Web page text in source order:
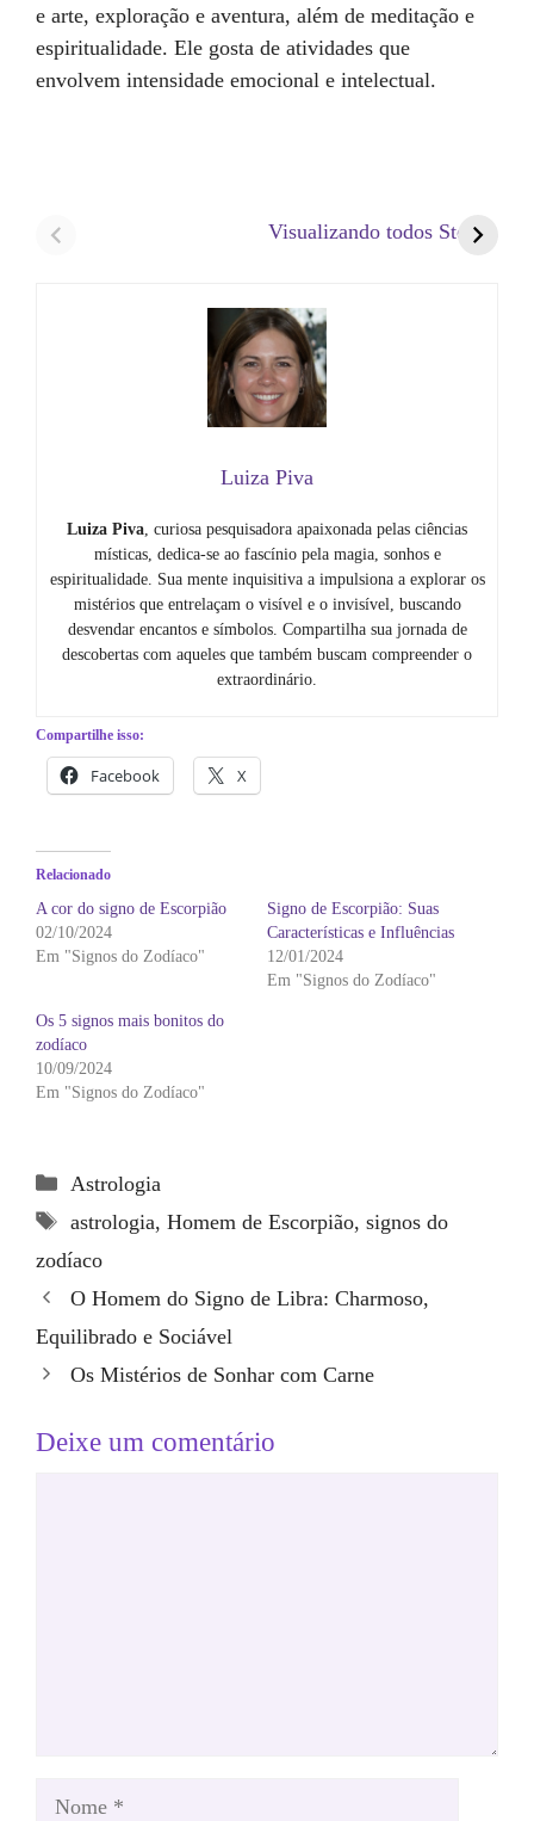
e arte, exploração e aventura, além de meditação e
espiritualidade. Ele gosta de atividades que
envolvem intensidade emocional e intelectual.
Visualizando todos Stories
Luiza Piva
Luiza Piva , curiosa pesquisadora apaixonada pelas ciências
místicas, dedica-se ao fascínio pela magia, sonhos e
espiritualidade. Sua mente inquisitiva a impulsiona a explorar os
mistérios que entrelaçam o visível e o invisível, buscando
desvendar encantos e símbolos. Compartilha sua jornada de
descobertas com aqueles que também buscam compreender o
extraordinário.
Compartilhe isso:
Facebook X
Relacionado
A cor do signo de Escorpião
02/10/2024
Em "Signos do Zodíaco"
Signo de Escorpião: Suas
Características e Influências
12/01/2024
Em "Signos do Zodíaco"
Os 5 signos mais bonitos do
zodíaco
10/09/2024
Em "Signos do Zodíaco"
Categorias
Astrologia
Tags
astrologia, Homem de Escorpião, signos do
zodíaco
O Homem do Signo de Libra: Charmoso,
Equilibrado e Sociável
Os Mistérios de Sonhar com Carne
Deixe um comentário